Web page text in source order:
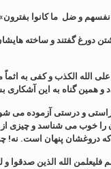
و ضل ما کانوا
دورغ گفتند و ساخته
الله الکذب و کفی به اثماً
و همین گناه به این آشکاری
راستی و درستی آزموده می
را خوب می شناسد و چیزی از
که دروغشان پنهان است. نه!
فلیعلمن الله الذین صدقوا و